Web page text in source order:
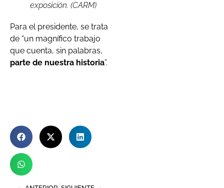
exposición. (CARM)
Para el presidente, se trata
de “un magnífico trabajo
que cuenta, sin palabras,
parte de nuestra historia”.